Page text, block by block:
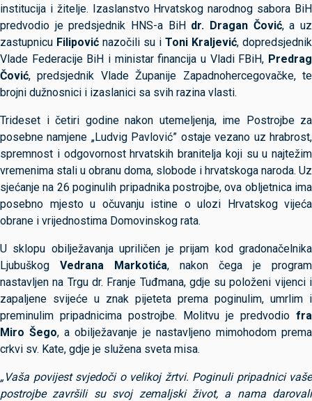
institucija i žitelje. Izaslanstvo Hrvatskog narodnog sabora BiH
predvodio je predsjednik HNS-a BiH dr. Dragan Čović, a uz
zastupnicu Filipović nazočili su i Toni Kraljević, dopredsjednik
Vlade Federacije BiH i ministar financija u Vladi FBiH, Predrag
Čović, predsjednik Vlade Županije Zapadnohercegovačke, te
brojni dužnosnici i izaslanici sa svih razina vlasti.
Trideset i četiri godine nakon utemeljenja, ime Postrojbe za
posebne namjene „Ludvig Pavlović” ostaje vezano uz hrabrost,
spremnost i odgovornost hrvatskih branitelja koji su u najtežim
vremenima stali u obranu doma, slobode i hrvatskoga naroda. Uz
sjećanje na 26 poginulih pripadnika postrojbe, ova obljetnica ima
posebno mjesto u očuvanju istine o ulozi Hrvatskog vijeća
obrane i vrijednostima Domovinskog rata.
U sklopu obilježavanja upriličen je prijam kod gradonačelnika
Ljubuškog Vedrana Markotića, nakon čega je program
nastavljen na Trgu dr. Franje Tuđmana, gdje su položeni vijenci i
zapaljene svijeće u znak pijeteta prema poginulim, umrlim i
preminulim pripadnicima postrojbe. Molitvu je predvodio fra
Miro Šego, a obilježavanje je nastavljeno mimohodom prema
crkvi sv. Kate, gdje je služena sveta misa.
„Vaša povijest svjedoči o velikoj žrtvi. Poginuli pripadnici vaše
postrojbe završili su svoj zemaljski život, a nama darovali